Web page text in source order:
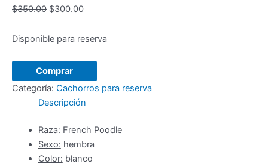
$350.00 El
original
$300.00El
actual
$300.00.
Disponible para reserva
French
Poodle
hembra
Comprar
Categoría: Cachorros para reserva
Descripción
Raza: French Poodle
Sexo: hembra
Color: blanco